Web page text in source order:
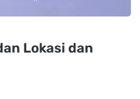
Lokasi dan